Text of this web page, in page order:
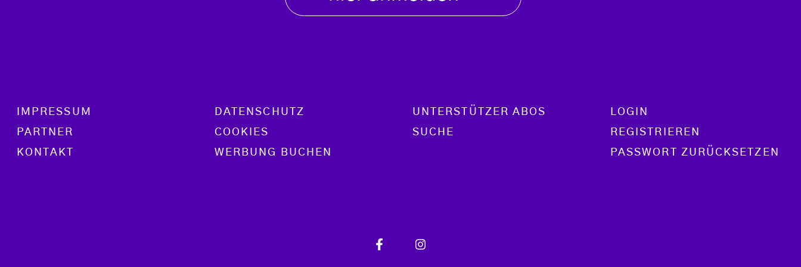
Footer menu
IMPRESSUM
PARTNER
KONTAKT
DATENSCHUTZ
COOKIES
WERBUNG BUCHEN
UNTERSTÜTZER ABOS
SUCHE
LOGIN
REGISTRIEREN
PASSWORT ZURÜCKSETZEN